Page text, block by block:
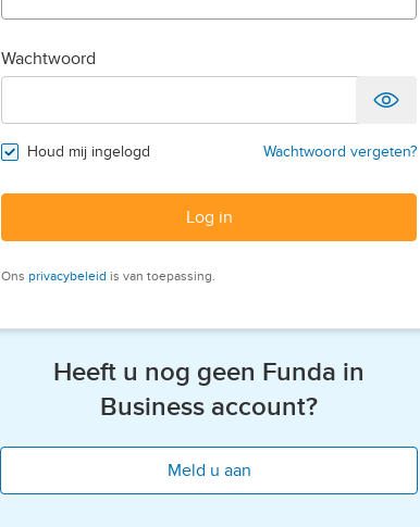
Wachtwoord
Houd mij ingelogd Wachtwoord vergeten?
Log in
Ons privacybeleid is van toepassing.
Heeft u nog geen Funda in
Business account?
Meld u aan